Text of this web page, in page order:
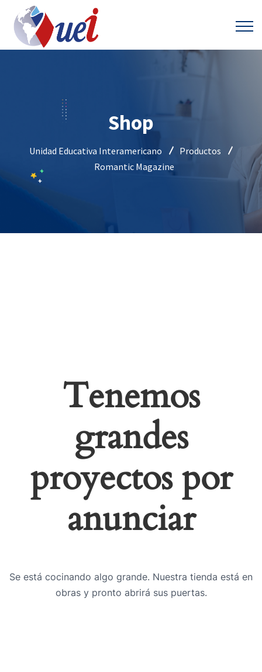
Shop
Unidad Educativa Interamericano
Productos
Romantic Magazine
Tenemos
grandes
proyectos por
anunciar
Se está cocinando algo grande. Nuestra tienda está en
obras y pronto abrirá sus puertas.